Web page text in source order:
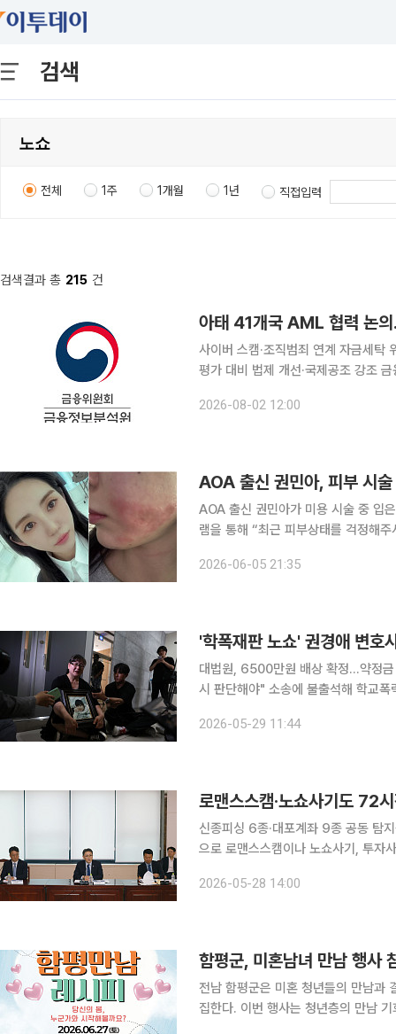
검색
전체 1주 1개월 1년 직접입력
검색결과 총 215 건
아태 41개국 AML 협력 논
사이버 스캠·조직범죄 연계 자금세탁
평가 대비 법제 개선·국제공조 강조 금융위원회 금융정보분석원(FIU)이 아시아·태평양 지역 자금세
사이버 스캠과 조직범죄, 무역기반 범
2026-08-02 12:00
AOA 출신 권민아가 미용 시술 중 입은 화상 피해에 심
램을 통해 “최근 피부상태를 걱정해
문 병원에서는 피부이식수술에 2년간
2026-06-05 21:35
'학폭재판 노쇼' 권경애 변
대법원, 6500만원 배상 확정...약정
시 판단해야" 소송에 불출석해 학교폭력 피해자 유족 측이 패소하게 만든 권경애 변호사가 위자료
2026-05-29 11:44
로맨스스캠·노쇼사기도 72
신종피싱 6종·대포계좌 9종 공동 탐
으로 로맨스스캠이나 노쇼사기, 투자
할 수 있게 된다. 금융위원
2026-05-28 14:00
함평군, 미혼남녀 만남 행사
전남 함평군은 미혼 청년들의 만남과
집한다. 이번 행사는 청년층의 만남 기회를 확대해 결혼과 출산으로 이어지는 인구정책의 하나로 마